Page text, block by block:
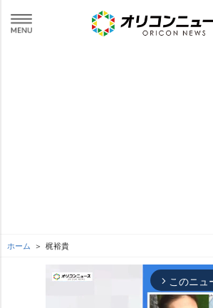
ホーム 梶裕貴
arrow_forward_ios このニュ